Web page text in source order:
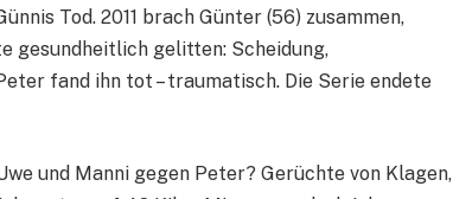
Tod. 2011 brach Günter (56) zusammen,
gesundheitlich gelitten: Scheidung,
fand ihn tot – traumatisch. Die Serie endete
und Manni gegen Peter? Gerüchte von Klagen,